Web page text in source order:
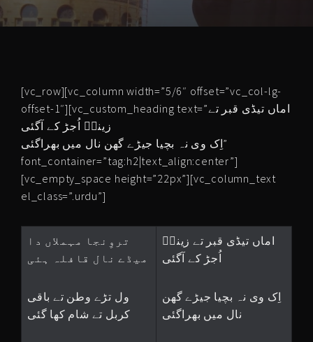
[vc_row][vc_column width=”5/6″ offset=”vc_col-lg-
offset-1″][vc_custom_heading text=”اماں تیڈی قبر تے
زینبؑ اُجڑ کے آگئی
اِک وی نہ بچیا جیڑے گھن نال میں بھراگئی”
font_container=”tag:h2|text_align:center”]
[vc_empty_space height=”22px”][vc_column_text
el_class=”.urdu”]
تروِنجا مہملاں دا
میڈے نال قافلہ ہئی
ول تڑے وطن تے باقی
کربل تے شام کھا گئی
اماں تیڈی قبر تے زینبؑ
اُجڑ کے آگئی
اِک وی نہ بچیا جیڑے گھن
نال میں بھراگئی